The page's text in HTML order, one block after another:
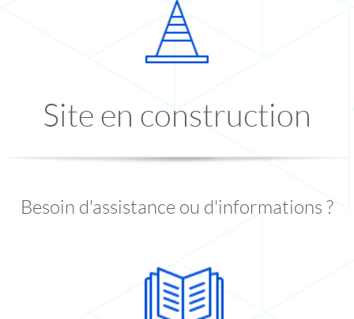
Site en construction
Besoin d'assistance ou d'informations ?